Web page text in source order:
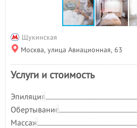
Щукинская
Москва, улица Авиационная, 63
Услуги и стоимость
Эпиляция
Обертывание
Массаж